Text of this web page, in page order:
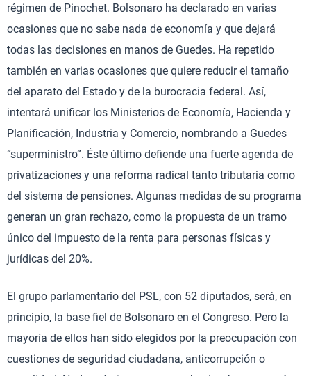
régimen de Pinochet. Bolsonaro ha declarado en varias
ocasiones que no sabe nada de economía y que dejará
todas las decisiones en manos de Guedes. Ha repetido
también en varias ocasiones que quiere reducir el tamaño
del aparato del Estado y de la burocracia federal. Así,
intentará unificar los Ministerios de Economía, Hacienda y
Planificación, Industria y Comercio, nombrando a Guedes
“superministro”. Éste último defiende una fuerte agenda de
privatizaciones y una reforma radical tanto tributaria como
del sistema de pensiones. Algunas medidas de su programa
generan un gran rechazo, como la propuesta de un tramo
único del impuesto de la renta para personas físicas y
jurídicas del 20%.
El grupo parlamentario del PSL, con 52 diputados, será, en
principio, la base fiel de Bolsonaro en el Congreso. Pero la
mayoría de ellos han sido elegidos por la preocupación con
cuestiones de seguridad ciudadana, anticorrupción o